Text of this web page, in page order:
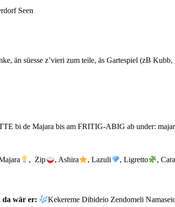
Seen
än süesse z’vieri zum teile, äs Gartespiel (zB
bi de Majara bis am FRITIG-ABIG ab under:
, Zip , Ashira , Lazuli , Ligretto ,
da wär er:
Kekereme Dibideio Zendomeli